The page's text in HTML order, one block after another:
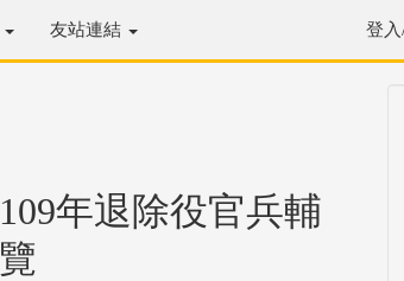
友站連結 登
年退除役官兵輔